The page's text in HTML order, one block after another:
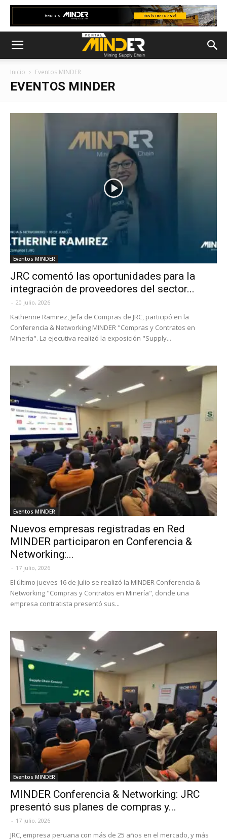
Inicio Eventos MINDER
EVENTOS MINDER
Eventos MINDER
JRC comentó las oportunidades para la
integración de proveedores del sector...
- 20 julio, 2026
Katherine Ramirez, Jefa de Compras de JRC, participó en la
Conferencia & Networking MINDER "Compras y Contratos en
Minería". La ejecutiva realizó la exposición "Supply...
Eventos MINDER
Nuevos empresas registradas en Red
MINDER participaron en Conferencia &
Networking:...
- 17 julio, 2026
El último jueves 16 de Julio se realizó la MINDER Conferencia &
Networking "Compras y Contratos en Minería", donde una
empresa contratista presentó sus...
Eventos MINDER
MINDER Conferencia & Networking: JRC
presentó sus planes de compras y...
- 17 julio, 2026
JRC, empresa peruana con más de 25 años en el mercado, y más